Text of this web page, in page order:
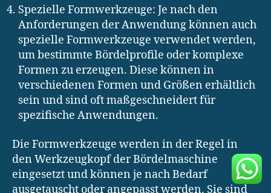
Spezielle Formwerkzeuge: Je nach den
Anforderungen der Anwendung können auch
spezielle Formwerkzeuge verwendet werden,
um bestimmte Bördelprofile oder komplexe
Formen zu erzeugen. Diese können in
verschiedenen Formen und Größen erhältlich
sein und sind oft maßgeschneidert für
spezifische Anwendungen.
Die Formwerkzeuge werden in der Regel in
den Werkzeugkopf der Bördelmaschine
eingesetzt und können je nach Bedarf
ausgetauscht oder angepasst werden. Sie sind